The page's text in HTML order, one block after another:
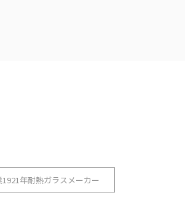
1921年耐熱ガラスメーカー